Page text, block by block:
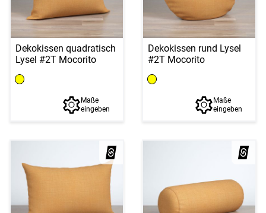
Dekokissen quadratisch
Lysel #2T Mocorito
Maße
eingeben
Dekokissen rund Lysel
#2T Mocorito
Maße
eingeben